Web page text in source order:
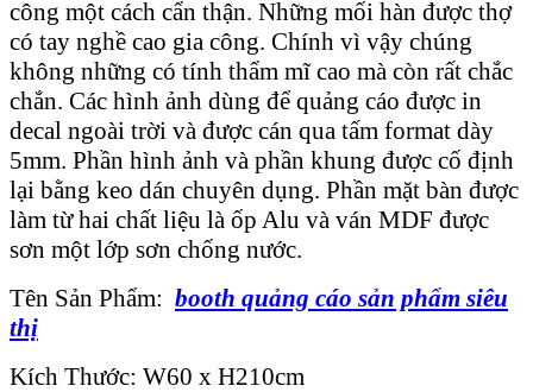
công một cách cẩn thận. Những mối hàn được thợ
có tay nghề cao gia công. Chính vì vậy chúng
không những có tính thẩm mĩ cao mà còn rất chắc
chắn. Các hình ảnh dùng để quảng cáo được in
decal ngoài trời và được cán qua tấm format dày
5mm. Phần hình ảnh và phần khung được cố định
lại bằng keo dán chuyên dụng. Phần mặt bàn được
làm từ hai chất liệu là ốp Alu và ván MDF được
sơn một lớp sơn chống nước.
Tên Sản Phẩm: booth quảng cáo sản phẩm siêu
thị
Kích Thước: W60 x H210cm